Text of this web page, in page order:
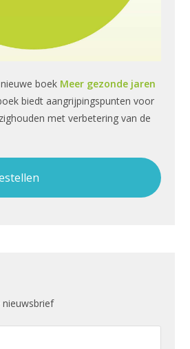
boek Meer gezonde jaren
biedt aangrijpingspunten voor
met verbetering van de